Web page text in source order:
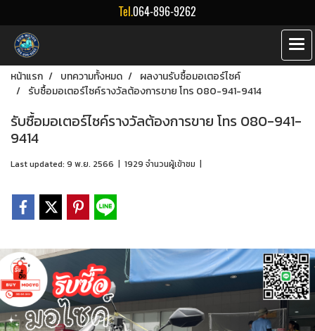
Tel.064-896-9262
หน้าแรก บทความทั้งหมด
ผลงานรับซื้อมอเตอร์ไซค์
รับซื้อมอเตอร์ไซค์รางวัลต้องการขาย โทร 080-941-9414
รับซื้อมอเตอร์ไซค์รางวัลต้องการขาย โทร 080-941-
9414
Last updated: 9 พ.ย. 2566 | 1929 จำนวนผู้เข้าชม |